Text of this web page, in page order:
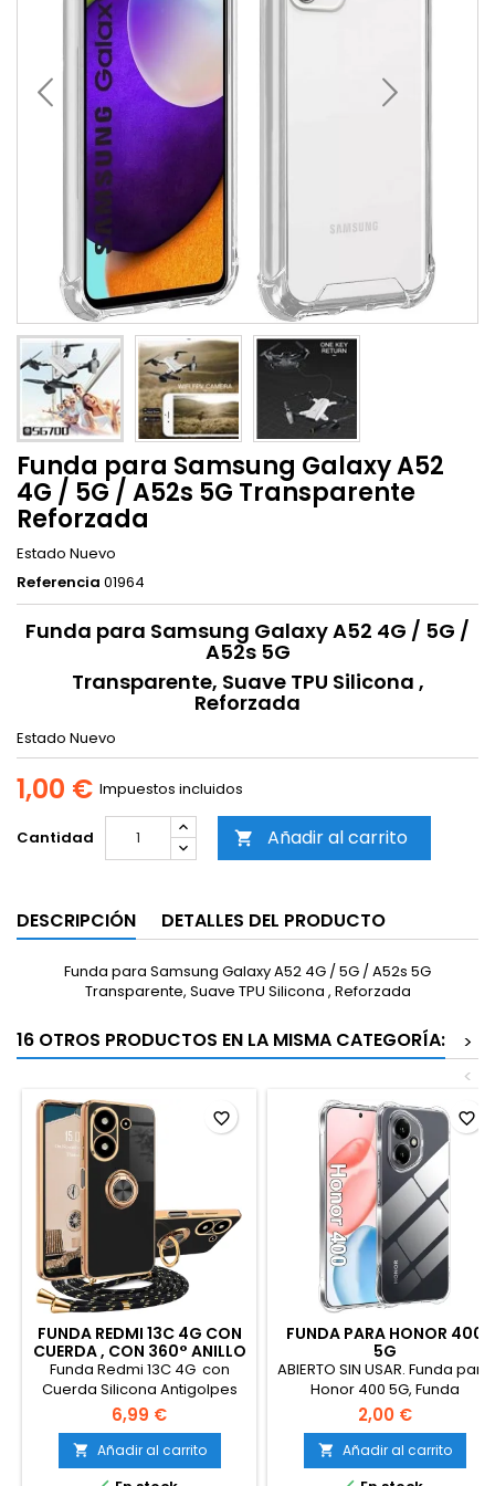
Funda para Samsung Galaxy A52
4G / 5G / A52s 5G Transparente
Reforzada
Estado Nuevo
Referencia 01964
Funda para Samsung Galaxy A52 4G / 5G /
A52s 5G
Transparente, Suave TPU Silicona ,
Reforzada
Estado Nuevo
1,00 € Impuestos incluidos
Cantidad  Añadir al carrito
DESCRIPCIÓN DETALLES DEL PRODUCTO
Funda para Samsung Galaxy A52 4G / 5G / A52s 5G
Transparente, Suave TPU Silicona , Reforzada
16 OTROS PRODUCTOS EN LA MISMA CATEGORÍA:
>
<
FUNDA REDMI 13C 4G CON
CUERDA , CON 360° ANILLO
SOPORTE,NEGRO
Funda Redmi 13C 4G con
Cuerda Silicona Antigolpes
Carcasa con Correa
Colgante Ajustable Collar
Correa de Cuello Cadena
Cordón con 360° Anillo
6,99 €
 Añadir al carrito
favorite_border
FUNDA PARA HONOR 400
5G
ABIERTO SIN USAR. Funda para
Honor 400 5G, Funda
Protectora de TPU Flexible
Ultrafina y Altamente
Transparente, Cuatro
Esquinas Reforzadas para
2,00 €
 Añadir al carrito
favorite_border